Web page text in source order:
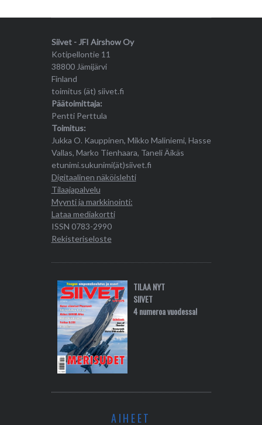
Siivet - JFI Airshow Oy
Kotipellontie 11
38800 Jämijärvi
Finland
toimitus (ät) siivet.fi
Päätoimittaja:
Pentti Perttula
Toimitus:
Jukka O. Kauppinen, Mikko Maliniemi, Hasse
Vallas, Marko Tienhaara, Taneli Äikäs
etunimi.sukunimi(ät)siivet.fi
Digitaalinen näköislehti
Tilaajapalvelu
Myynti ja markkinointi:
Lataa mediakortti
ISSN 0783-2990
Rekisteriseloste
TILAA NYT
SIIVET
4 numeroa vuodessa!
AIHEET